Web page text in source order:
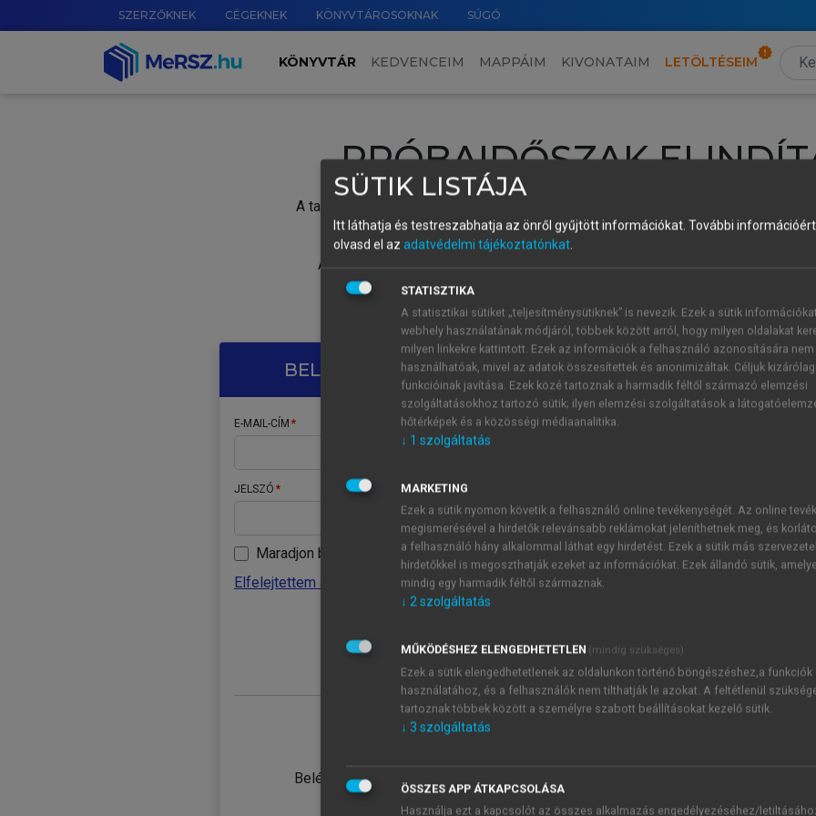
SZERZŐKNEK CÉGEKNEK KÖNYVTÁROSOKNAK SÚGÓ
KÖNYVTÁR KEDVENCEIM MAPPÁIM KIVONATAIM LETÖLTÉSEIM
PRÓBAIDŐSZAK
A tartalom megtekintéséhez lépj be a saját fiókoddal, iskolai azonosítóddal vagy
Új felhasználóként1 óra díjmentes hozzáférésrevagy
A próbaidőszak elindításához,
vagy hozz
A regisztráció után a
BELÉPÉS SAJÁT FIÓKKAL
E-MAIL-CÍM
JELSZÓ
Maradjon belépve
Elfelejtettem a jelszavamat
Belépés intézményi azonosítóval
ÚJ FIÓK
1 óra
JELSZÓ
Kérek értesítést a MeRSZ
Kérek értesítést az
SÜTIK LISTÁJA
Itt láthatja és testreszabhatja az önről gyűjtött információkat. További
olvasd el az adatvédelmi tájékoztatónkat.
STATISZTIKA
A statisztikai sütiket „teljesítménysütiknek” is nevezik. Ezek a sütik
webhely használatának módjáról, többek között arról, hogy milyen oldalakat
milyen linkekre kattintott. Ezek az információk a felhasználó azonosítására nem
használhatóak, mivel az adatok összesítettek és anonimizáltak. Céljuk
funkcióinak javítása. Ezek közé tartoznak a harmadik féltől származó elemzési
szolgáltatásokhoz tartozó sütik; ilyen elemzési szolgáltatások a
hőtérképek és a közösségi médiaanalitika.
↓ 1 szolgáltatás
MARKETING
Ezek a sütik nyomon követik a felhasználó online tevékenységét. Az online
megismerésével a hirdetők relevánsabb reklámokat jeleníthetnek meg, és
a felhasználó hány alkalommal láthat egy hirdetést. Ezek a sütik más
hirdetőkkel is megoszthatják ezeket az információkat. Ezek állandó sütik,
mindig egy harmadik féltől származnak.
↓ 2szolgáltatás
MŰKÖDÉSHEZ ELENGEDHETETLEN (mindig szükséges)
Ezek a sütik elengedhetetlenek az oldalunkon történő böngészéshez,a funkciók
használatához, és a felhasználók nem tilthatják le azokat. A feltétlenül
tartoznak többek között a személyre szabott beállításokat kezelő sütik.
↓ 3 szolgáltatás
ÖSSZES APP ÁTKAPCSOLÁSA
Használja ezt a kapcsolót az összes alkalmazás engedélyezéséhez/